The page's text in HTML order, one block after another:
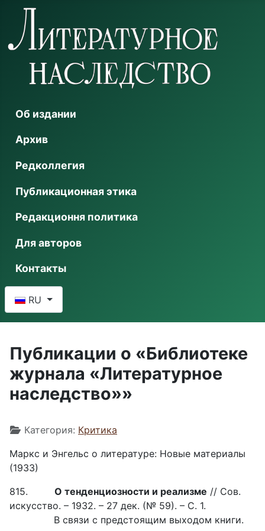
Об издании
Архив
Редколлегия
Публикационная этика
Редакционня политика
Для авторов
Контакты
RU
Публикации о «Библиотеке
журнала «Литературное
наследство»»
Информация о материале
Категория: Критика
Маркс и Энгельс о литературе: Новые материалы
(1933)
815. О тенденциозности и реализме // Сов.
искусство. – 1932. – 27 дек. (№ 59). – С. 1.
В связи с предстоящим выходом книги.